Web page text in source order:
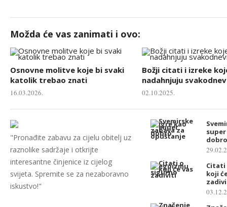
Možda će vas zanimati i ovo:
Osnovne molitve koje bi svaki
katolik trebao znati
16.03.2026.
Božji citati i izreke
nadahnjuju
02.10.2025.
"Pronađite zabavu za cijelu obitelj uz
raznolike sadržaje i otkrijte
interesantne činjenice iz cijelog
svijeta. Spremite se za nezaboravno
iskustvo!"
Citati
koji